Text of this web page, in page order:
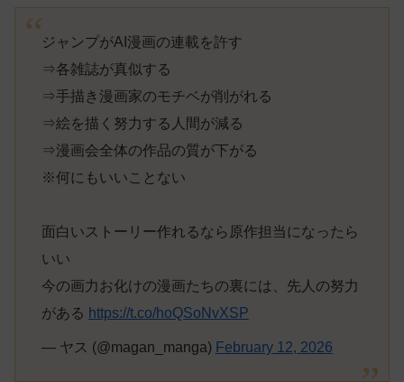
ジャンプがAI漫画の連載を許す
⇒各雑誌が真似する
⇒手描き漫画家のモチベが削がれる
⇒絵を描く努力する人間が減る
⇒漫画会全体の作品の質が下がる
※何にもいいことない
面白いストーリー作れるなら原作担当になったら
いい
今の画力お化けの漫画たちの裏には、先人の努力
がある https://t.co/hoQSoNvXSP
— ヤス (@magan_manga) February 12, 2026